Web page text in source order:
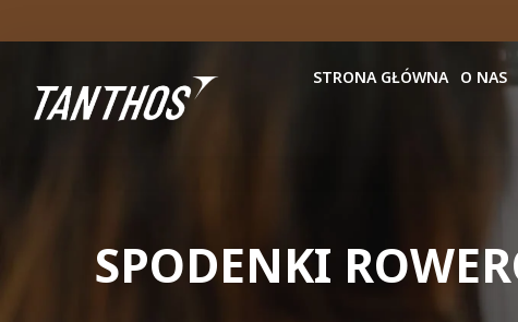
STRONA GŁÓWNA O NAS
SPODENKI